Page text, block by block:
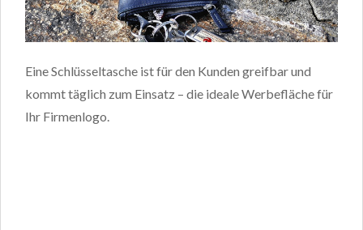
Eine Schlüsseltasche ist für den Kunden greifbar und
kommt täglich zum Einsatz – die ideale Werbefläche für
Ihr Firmenlogo.